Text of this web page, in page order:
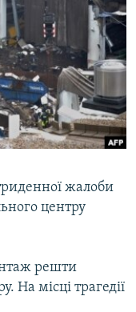
жалоби
центру
решти
На місці трагедії